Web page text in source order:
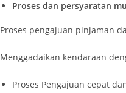
Proses dan persyaratan
Proses pengajuan pinjaman
Menggadaikan kendaraan
Proses Pengajuan cepat